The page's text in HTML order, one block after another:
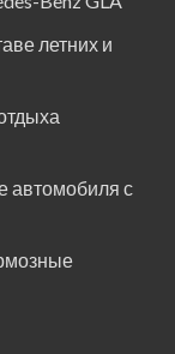
летних и
автомобиля с